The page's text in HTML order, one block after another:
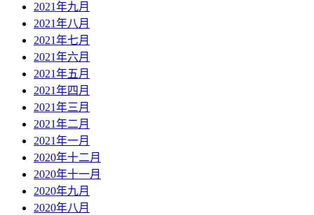
2021年九月
2021年八月
2021年七月
2021年六月
2021年五月
2021年四月
2021年三月
2021年二月
2021年一月
2020年十二月
2020年十一月
2020年九月
2020年八月